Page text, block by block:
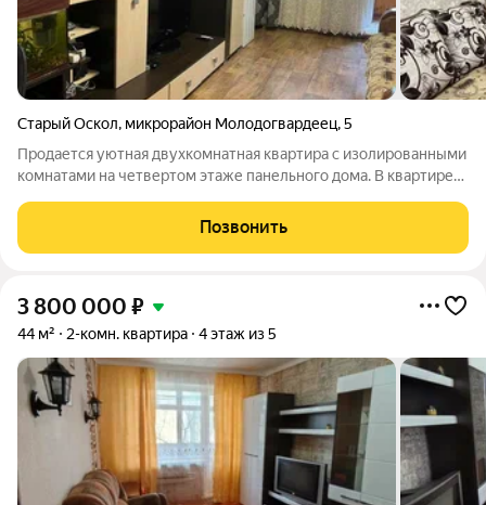
Старый Оскол, микрорайон Молодогвардеец,5
Продается уютная двухкомнатная квартира с изолированными
комнатами на четвертом этаже панельного дома. В квартире
въехать и жить. Кухня площадью 6 квадратных метров. Окна
выходят во двор, обеспечивая
Позвонить
3 800 000 ₽
44 м² 2-комн. квартира 4 этаж из 5